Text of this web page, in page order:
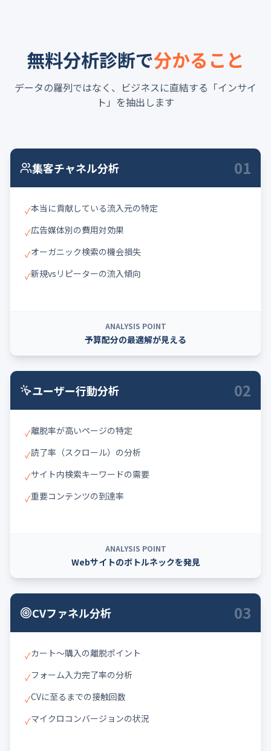
無料分析診断で分かること
データの羅列ではなく、ビジネスに直結する「インサイ
ト」を抽出します
集客チャネル分析 01
✓本当に貢献している流入元の特定
✓広告媒体別の費用対効果
✓オーガニック検索の機会損失
✓新規vsリピーターの流入傾向
ANALYSIS POINT
予算配分の最適解が見える
ユーザー行動分析 02
✓離脱率が高いページの特定
✓読了率（スクロール）の分析
✓サイト内検索キーワードの需要
✓重要コンテンツの到達率
ANALYSIS POINT
Webサイトのボトルネックを発見
CVファネル分析 03
✓カート〜購入の離脱ポイント
✓フォーム入力完了率の分析
✓CVに至るまでの接触回数
✓マイクロコンバージョンの状況